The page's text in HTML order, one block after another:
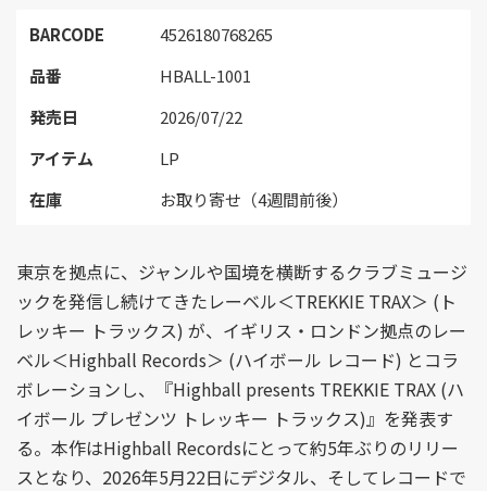
BARCODE
4526180768265
品番
HBALL-1001
発売日
2026/07/22
アイテム
LP
在庫
お取り寄せ（4週間前後）
東京を拠点に、ジャンルや国境を横断するクラブミュージ
ックを発信し続けてきたレーベル＜TREKKIE TRAX＞ (ト
レッキー トラックス) が、イギリス・ロンドン拠点のレー
ベル＜Highball Records＞ (ハイボール レコード) とコラ
ボレーションし、『Highball presents TREKKIE TRAX (ハ
イボール プレゼンツ トレッキー トラックス)』を発表す
る。本作はHighball Recordsにとって約5年ぶりのリリー
スとなり、2026年5月22日にデジタル、そしてレコードで